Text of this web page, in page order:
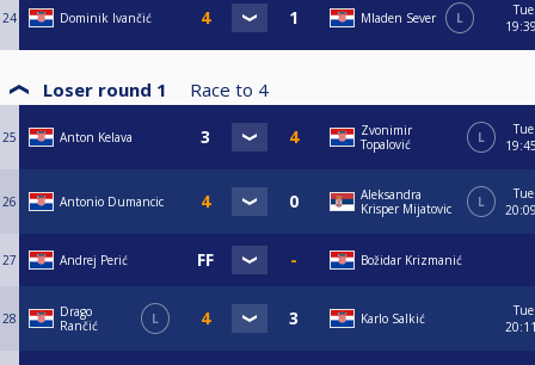
24 Dominik Ivančić Mladen Sever L
Tue
Loser round 1 Race to 4
25 Anton Kelava
Zvonimir
Topalović
L
Tue
26 Antonio Dumancic
Aleksandra
Krisper Mijatovic
L
Tue
27 Andrej Perić Božidar Krizmanić
28
Drago
Rančić
L Karlo Salkić
Tue